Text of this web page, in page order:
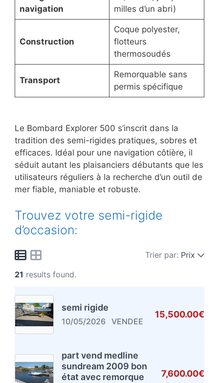
navigation
milles d’un abri)
Construction
Coque polyester,
flotteurs
thermosoudés
Transport
Remorquable sans
permis spécifique
Le Bombard Explorer 500 s’inscrit dans la
tradition des semi-rigides pratiques, sobres et
efficaces. Idéal pour une navigation côtière, il
séduit autant les plaisanciers débutants que les
utilisateurs réguliers à la recherche d’un outil de
mer fiable, maniable et robuste.
Trouvez votre semi-rigide
d’occasion:
Trier par: Prix
21 results found.
semi rigide
10/05/2026 VENDEE
15,500.00€
part vend medline
sundream 2009 bon
état avec remorque
7,600.00€